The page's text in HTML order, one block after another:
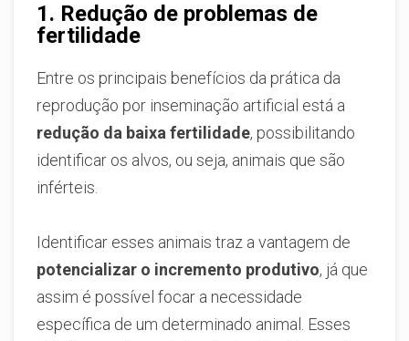
1. Redução de problemas de
fertilidade
Entre os principais benefícios da prática da
reprodução por inseminação artificial está a
redução da baixa fertilidade, possibilitando
identificar os alvos, ou seja, animais que são
inférteis.
Identificar esses animais traz a vantagem de
potencializar o incremento produtivo, já que
assim é possível focar a necessidade
específica de um determinado animal. Esses